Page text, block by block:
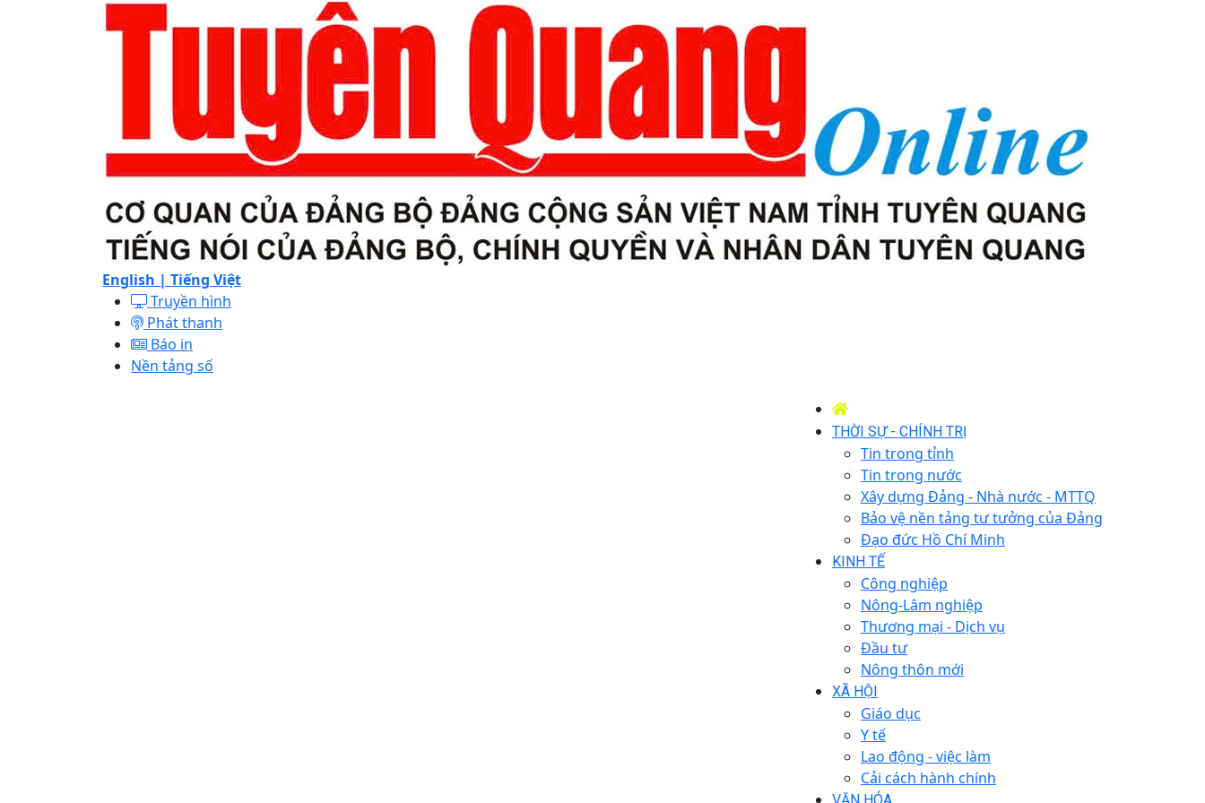
English | Tiếng Việt
Truyền hình
Phát thanh
Báo in
Nền tảng số
THỜI SỰ - CHÍNH TRỊ
Tin trong tỉnh
Tin trong nước
Xây dựng Đảng - Nhà nước - MTTQ
Bảo vệ nền tảng tư tưởng của Đảng
Đạo đức Hồ Chí Minh
KINH TẾ
Công nghiệp
Nông-Lâm nghiệp
Thương mại - Dịch vụ
Đầu tư
Nông thôn mới
XÃ HỘI
Giáo dục
Y tế
Lao động - việc làm
Cải cách hành chính